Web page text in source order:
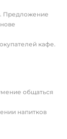
Предложение
кафе.
общаться
напитков